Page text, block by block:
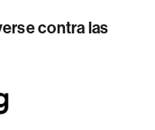
contra las